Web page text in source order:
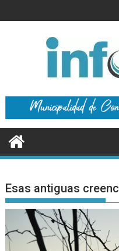
al
Esas antiguas